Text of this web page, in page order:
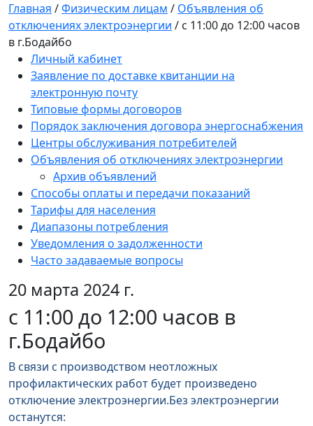
Главная /Физическим лицам / Объявления об
отключениях электроэнергии / с 11:00 до 12:00 часов
в г.Бодайбо
Личный кабинет
Заявление по доставке квитанции на
электронную почту
Типовые формы договоров
Порядок заключения договора энергоснабжения
Центры обслуживания потребителей
Объявления об отключениях электроэнергии
Архив объявлений
Способы оплаты и передачи показаний
Тарифы для населения
Диапазоны потребления
Уведомления о задолженности
Часто задаваемые вопросы
20 марта 2024 г.
с 11:00 до 12:00 часов в
г.Бодайбо
В связи с производством неотложных
профилактических работ будет произведено
отключение электроэнергии.Без электроэнергии
останутся: